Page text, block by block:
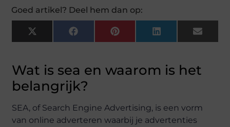
Goed artikel? Deel hem dan op:
X
(Twitter)
FacebookPinterestLinkedInEmail
Wat is sea en waarom is het
belangrijk?
SEA, of Search Engine Advertising, is een vorm
van online adverteren waarbij je advertenties